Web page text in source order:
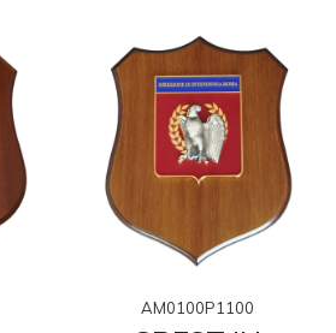
AM0100P1100